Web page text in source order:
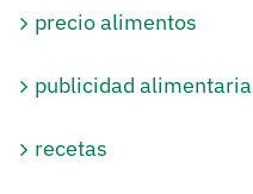
precio alimentos
publicidad alimentaria
recetas